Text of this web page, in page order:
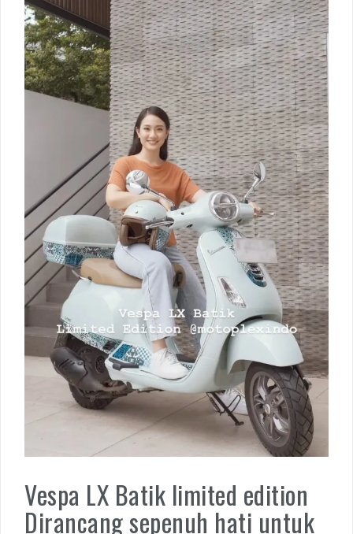
Vespa LX Batik limited edition
Dirancang sepenuh hati untuk